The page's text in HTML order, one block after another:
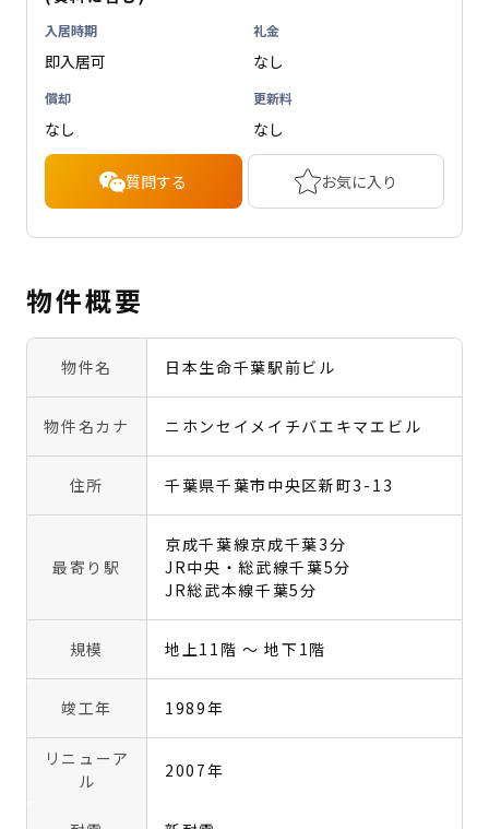
入居時期
即入居可
礼金
なし
償却
なし
更新料
なし
質問する お気に入り
物件概要
物件名 日本生命千葉駅前ビル
物件名カナ ニホンセイメイチバエキマエビル
住所 千葉県千葉市中央区新町3-13
最寄り駅
京成千葉線京成千葉3分
JR中央・総武線千葉5分
JR総武本線千葉5分
規模 地上11階 〜 地下1階
竣工年 1989年
リニューア
ル
2007年